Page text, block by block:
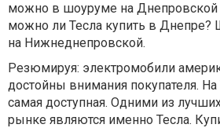
можно в шоуруме на Днепровской
можно ли Тесла купить в
на Нижнеднепровской.
Резюмируя: электромобили
достойны внимания покупателя.
самая доступная. Одними из
рынке являются именно Тесла.